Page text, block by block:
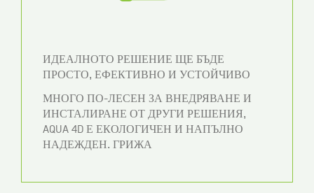
ИДЕАЛНОТО РЕШЕНИЕ ЩЕ БЪДЕ
ПРОСТО, ЕФЕКТИВНО И УСТОЙЧИВО
МНОГО ПО-ЛЕСЕН ЗА ВНЕДРЯВАНЕ И
ИНСТАЛИРАНЕ ОТ ДРУГИ РЕШЕНИЯ,
AQUA 4D Е ЕКОЛОГИЧЕН И НАПЪЛНО
НАДЕЖДЕН. ГРИЖА